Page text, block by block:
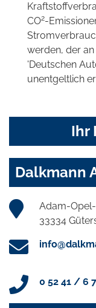
CO2-
werden, der
'Deutschen
unentgeltlich
Ihr
Dalkmann
Adam-Opel-
33334
0 52 41 / 6